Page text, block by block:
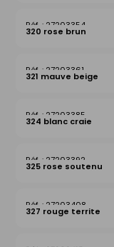
27203354
320 rose brun
27203361
321 mauve beige
27203385
324 blanc craie
27203392
325 rose soutenu
27203408
327 rouge territe